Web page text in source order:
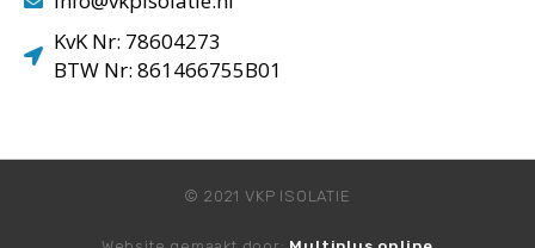
KvK Nr: 78604273
BTW Nr: 861466755B01
© 2021 VKP ISOLATIE